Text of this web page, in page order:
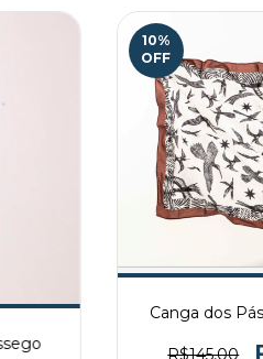
10%
OFF
Canga dos
R$145,00